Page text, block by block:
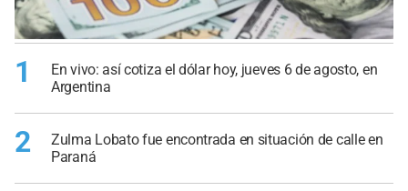
1
En vivo: así cotiza el dólar hoy, jueves 6 de agosto, en
Argentina
2
Zulma Lobato fue encontrada en situación de calle en
Paraná